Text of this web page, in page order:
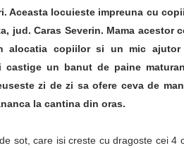
Aceasta locuieste impreuna cu
jud. Caras Severin. Mama acestor
alocatia copiilor si un mic
castige un banut de paine
zi de zi sa ofere ceva de
la cantina din oras.
sot, care isi creste cu dragoste cei 4